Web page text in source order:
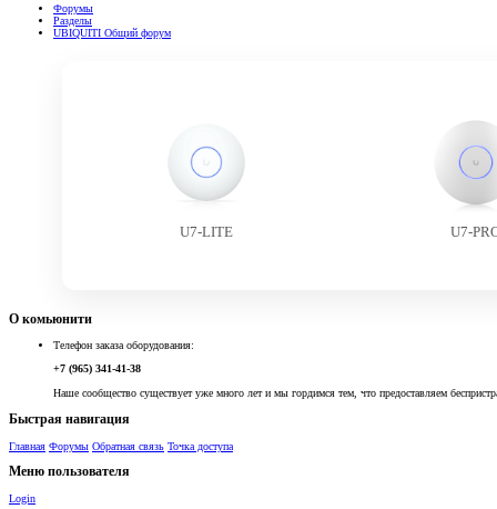
Форумы
Разделы
UBIQUITI Общий форум
U7-LITE U7-
О комьюнити
Телефон заказа оборудования:
+7 (965) 341-41-38
Наше сообщество существует уже много лет и мы гордимся тем, что предоставляем
Быстрая навигация
Главная Форумы Обратная связь Точка доступа
Меню пользователя
Login